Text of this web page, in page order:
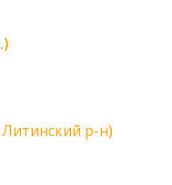
р-н)